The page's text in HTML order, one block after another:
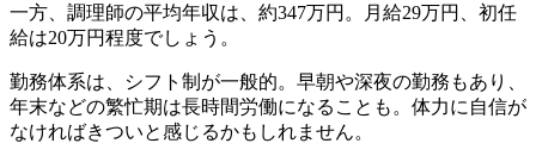
一方、調理師の平均年収は、 約347万円。
月給29万円、初任
給は20万円程度でしょう。
勤務体系は、シフト制が一般的。早朝や深夜の勤務もあり、
年末などの繁忙期は長時間労働になることも。 体力に自信が
なければきついと感じるかもしれません。